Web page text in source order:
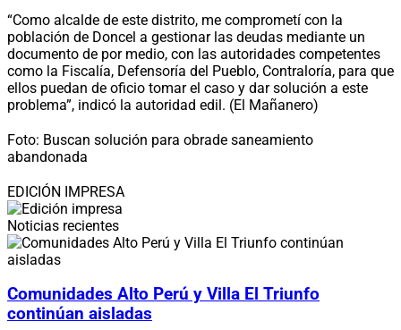
“Como alcalde de este distrito, me comprometí con la
población de Doncel a gestionar las deudas mediante un
documento de por medio, con las autoridades competentes
como la Fiscalía, Defensoría del Pueblo, Contraloría, para que
ellos puedan de oficio tomar el caso y dar solución a este
problema”, indicó la autoridad edil. (El Mañanero)
Foto: Buscan solución para obrade saneamiento
abandonada
EDICIÓN IMPRESA
Noticias recientes
Comunidades Alto Perú y Villa El Triunfo
continúan aisladas